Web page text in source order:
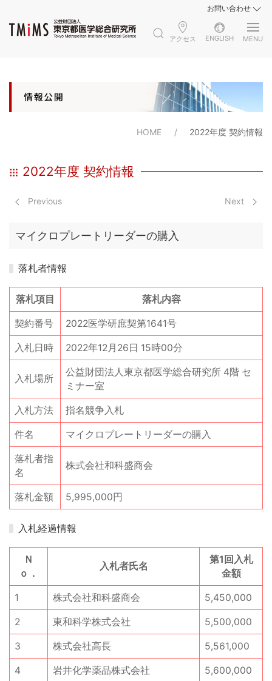
お問い合わせ
アクセス ENGLISH MENU
HOME 2022年度 契約情報
2022年度 契約情報
Previous Next
マイクロプレートリーダーの購入
落札者情報
落札項目 落札内容
契約番号 2022医学研庶契第1641号
入札日時 2022年12月26日 15時00分
入札場所
公益財団法人東京都医学総合研究所 4階 セ
ミナー室
入札方法 指名競争入札
件名 マイクロプレートリーダーの購入
落札者指
名
株式会社和科盛商会
落札金額 5,995,000円
入札経過情報
Ｎ
ｏ．
入札者氏名
第1回入札
金額
1 株式会社和科盛商会 5,450,000
2 東和科学株式会社 5,500,000
3 株式会社高長 5,561,000
4 岩井化学薬品株式会社 5,600,000